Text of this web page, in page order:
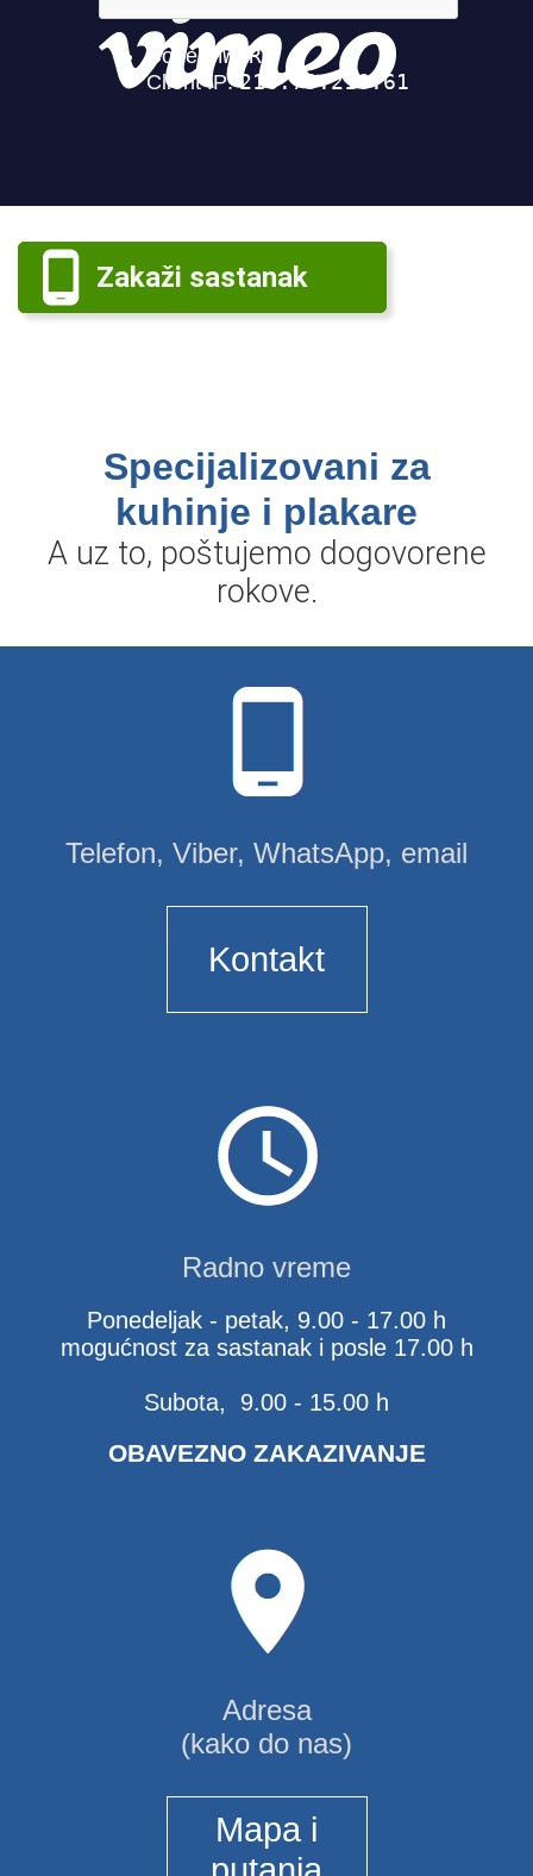
Zakaži sastanak
Specijalizovani za
kuhinje i plakare
A uz to, poštujemo dogovorene
rokove.
Telefon, Viber, WhatsApp, email
Kontakt
Radno vreme
Ponedeljak - petak, 9.00 - 17.00 h
mogućnost za sastanak i posle 17.00 h
Subota, 9.00 - 15.00 h
OBAVEZNO ZAKAZIVANJE
Adresa
(kako do nas)
Mapa i